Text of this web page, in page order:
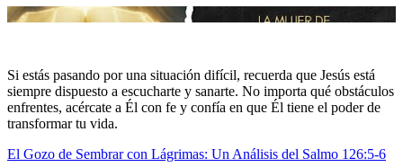
Si estás pasando por una situación difícil, recuerda que Jesús está
siempre dispuesto a escucharte y sanarte. No importa qué obstáculos
enfrentes, acércate a Él con fe y confía en que Él tiene el poder de
transformar tu vida.
El Gozo de Sembrar con Lágrimas: Un Análisis del Salmo 126:5-6